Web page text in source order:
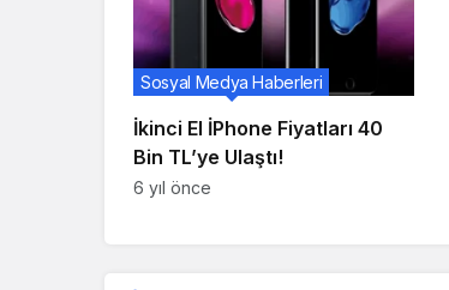
İkinci El İPhone Fiyatları 40
Bin TL’ye Ulaştı!
Sosyal Medya Haberleri
6 yıl önce